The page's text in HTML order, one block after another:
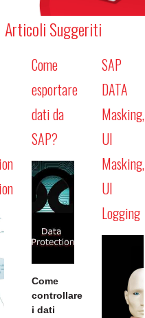
Articoli Suggeriti
Come
esportare
dati da
SAP?
Come
controllare
i dati
SAP
DATA
Masking,
UI
Masking,
UI
Logging